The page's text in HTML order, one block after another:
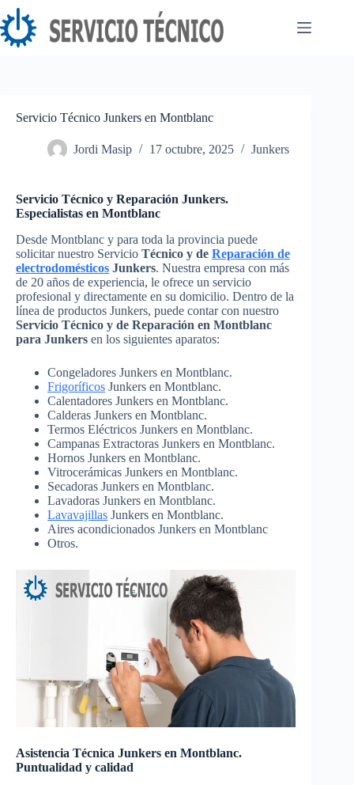
Saltar
al
contenido
Servicio Técnico Junkers en Montblanc
Jordi Masip 17 octubre, 2025 Junkers
Servicio Técnico y Reparación Junkers.
Especialistas en Montblanc
Desde Montblanc y para toda la provincia puede
solicitar nuestro Servicio Técnico y de Reparación de
electrodomésticos Junkers. Nuestra empresa con más
de 20 años de experiencia, le ofrece un servicio
profesional y directamente en su domicilio. Dentro de la
línea de productos Junkers, puede contar con nuestro
Servicio Técnico y de Reparación en Montblanc
para Junkers en los siguientes aparatos:
Congeladores Junkers en Montblanc.
Frigoríficos Junkers en Montblanc.
Calentadores Junkers en Montblanc.
Calderas Junkers en Montblanc.
Termos Eléctricos Junkers en Montblanc.
Campanas Extractoras Junkers en Montblanc.
Hornos Junkers en Montblanc.
Vitrocerámicas Junkers en Montblanc.
Secadoras Junkers en Montblanc.
Lavadoras Junkers en Montblanc.
Lavavajillas Junkers en Montblanc.
Aires acondicionados Junkers en Montblanc
Otros.
Asistencia Técnica Junkers en Montblanc.
Puntualidad y calidad